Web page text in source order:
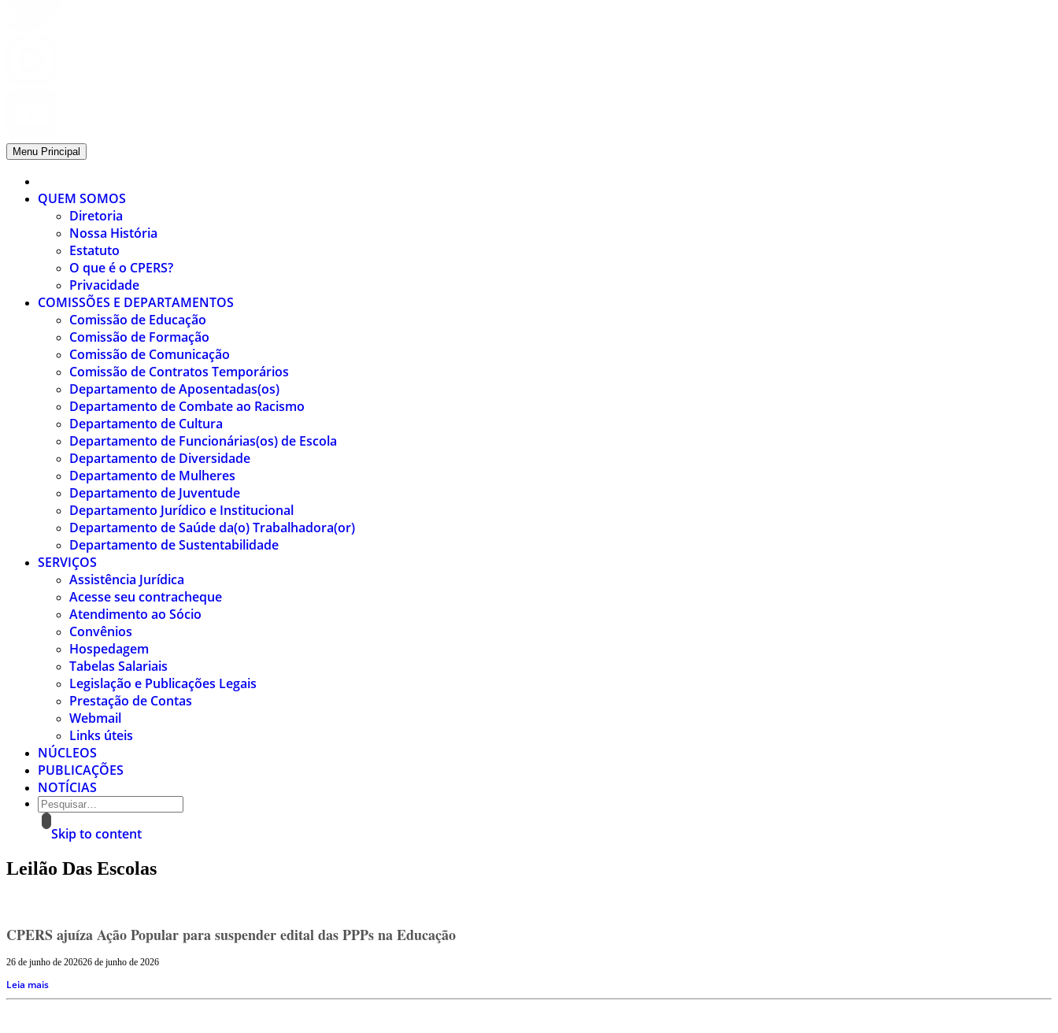
Menu Principal
QUEM SOMOS
Diretoria
Nossa História
Estatuto
O que é o CPERS?
Privacidade
COMISSÕES E DEPARTAMENTOS
Comissão de Educação
Comissão de Formação
Comissão de Comunicação
Comissão de Contratos Temporários
Departamento de Aposentadas(os)
Departamento de Combate ao Racismo
Departamento de Cultura
Departamento de Funcionárias(os) de Escola
Departamento de Diversidade
Departamento de Mulheres
Departamento de Juventude
Departamento Jurídico e Institucional
Departamento de Saúde da(o) Trabalhadora(or)
Departamento de Sustentabilidade
SERVIÇOS
Assistência Jurídica
Acesse seu contracheque
Atendimento ao Sócio
Convênios
Hospedagem
Tabelas Salariais
Legislação e Publicações Legais
Prestação de Contas
Webmail
Links úteis
NÚCLEOS
PUBLICAÇÕES
NOTÍCIAS
Skip to content
Leilão Das Escolas
CPERS ajuíza Ação Popular para suspender edital das PPPs na Educação
26 de junho de 202626 de junho de 2026
Leia mais